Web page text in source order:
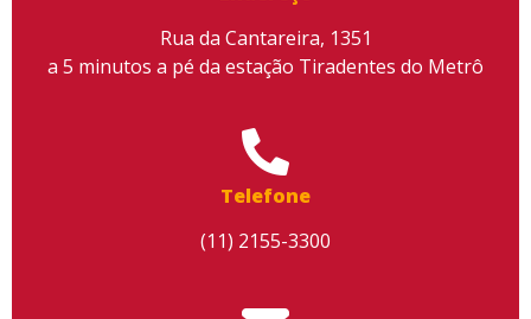
Rua da Cantareira, 1351
a 5 minutos a pé da estação Tiradentes do Metrô
Telefone
(11) 2155-3300
segurança à sua navegação. Para saber mais, consulte nossa
Política de Privacidade
Aceitar cookies